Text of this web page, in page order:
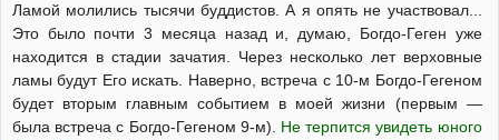
Ламой молились тысячи буддистов. А я опять не участвовал...
Это было почти 3 месяца назад и, думаю, Богдо-Геген уже
находится в стадии зачатия. Через несколько лет верховные
ламы будут Его искать. Наверно, встреча с 10-м Богдо-Гегеном
будет вторым главным событием в моей жизни (первым —
была встреча с Богдо-Гегеном 9-м). Не терпится увидеть юного